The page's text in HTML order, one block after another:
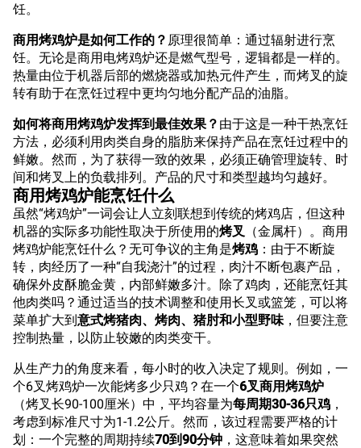
饪。
商用烤鸡炉是如何工作的？ 原理很简单：通过辐射进行烹
饪。无论是商用电烤鸡炉还是燃气型号，逻辑都是一样的。
热量由位于机器后部的燃烧器或加热元件产生，而烤叉的旋
转有助于在烹饪过程中更均匀地分配产品的油脂。
如何将商用烤鸡炉发挥到最佳效果？ 由于这是一种干热烹饪
方法，必须利用肉类自身的脂肪来保持产品在烹饪过程中的
鲜嫩。然而，为了获得一致的效果，必须正确管理旋转、时
间和烤叉上的负载排列。产品的尺寸和类型越均匀越好。
商用烤鸡炉能烹饪什么
虽然“烤鸡炉”一词会让人立刻联想到传统的烤鸡店，但这种
机器的实际多功能性取决于所使用的烤叉 （金属杆）。商用
烤鸡炉能烹饪什么？无可争议的主角是烤鸡 ：由于不断旋
转，肉经历了一种“自我浇汁”的过程，肉汁不断包裹产品，
确保外皮酥脆金黄，内部鲜嫩多汁。除了鸡肉，还能烹饪其
他肉类吗？通过适当的技术调整和使用长叉或篮笼，可以将
菜单扩大到意式烤猪肉、烤肉、猪肘和小型野味，但要注意
控制热量，以防止较嫩的肉类变干。
从生产力的角度来看，每小时的收入决定了规则。例如，一
个6叉烤鸡炉一次能烤多少只鸡？在一个6叉商用烤鸡炉
（烤叉长90-100厘米）中，平均容量为每周期30-36只鸡 ，
考虑到标准尺寸为1-1.2公斤。然而，该过程需要严格的计
划：一个完整的周期持续70到90分钟 ，这意味着如果突然